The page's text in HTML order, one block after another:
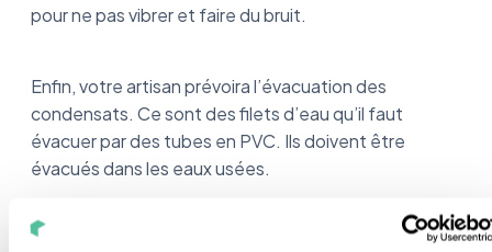
pour ne pas vibrer et faire du bruit.
Enfin, votre artisan prévoira l’évacuation des
condensats. Ce sont des filets d’eau qu’il faut
évacuer par des tubes en PVC. Ils doivent être
évacués dans les eaux usées.
Votre installateur fera le calcul du pourcentage de la